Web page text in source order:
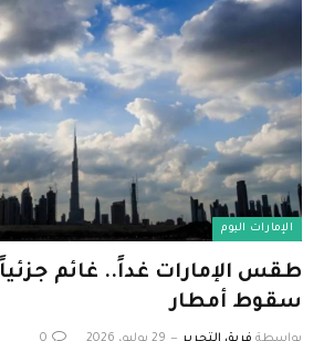
الإمارات اليوم
طقس الإمارات غداً.. غائم
سقوط أمطار